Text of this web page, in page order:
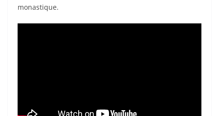
monastique.